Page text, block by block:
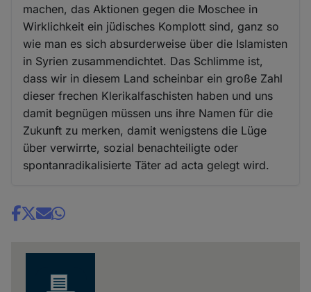
machen, das Aktionen gegen die Moschee in
Wirklichkeit ein jüdisches Komplott sind, ganz so
wie man es sich absurderweise über die Islamisten
in Syrien zusammendichtet. Das Schlimme ist,
dass wir in diesem Land scheinbar ein große Zahl
dieser frechen Klerikalfaschisten haben und uns
damit begnügen müssen uns ihre Namen für die
Zukunft zu merken, damit wenigstens die Lüge
über verwirrte, sozial benachteiligte oder
spontanradikalisierte Täter ad acta gelegt wird.
Share